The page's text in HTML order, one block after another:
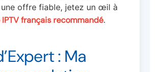
offre fiable, jetez un œil à
français recommandé.
: Ma